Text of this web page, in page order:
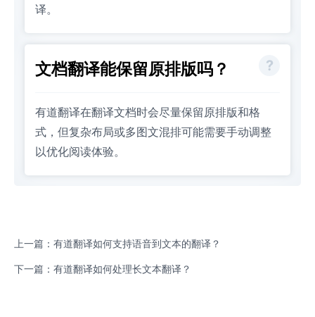
译。
文档翻译能保留原排版吗？
有道翻译在翻译文档时会尽量保留原排版和格
式，但复杂布局或多图文混排可能需要手动调整
以优化阅读体验。
上一篇：有道翻译如何支持语音到文本的翻译？
下一篇：有道翻译如何处理长文本翻译？